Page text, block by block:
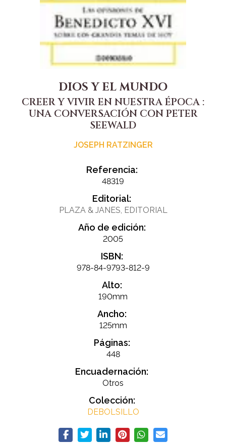
DIOS Y EL MUNDO
CREER Y VIVIR EN NUESTRA ÉPOCA :
UNA CONVERSACIÓN CON PETER
SEEWALD
JOSEPH RATZINGER
Referencia:
48319
Editorial:
PLAZA & JANES, EDITORIAL
Año de edición:
2005
ISBN:
978-84-9793-812-9
Alto:
190mm
Ancho:
125mm
Páginas:
448
Encuadernación:
Otros
Colección:
DEBOLSILLO